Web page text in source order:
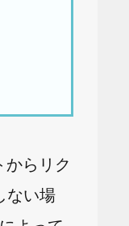
からリク
ない場